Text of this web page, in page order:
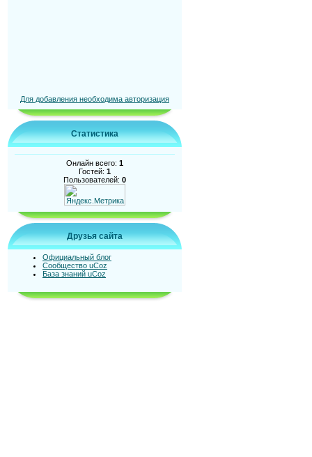
Для добавления необходима авторизация
Статистика
Онлайн всего: 1
Гостей: 1
Пользователей: 0
Друзья сайта
Официальный блог
Сообщество uCoz
База знаний uCoz